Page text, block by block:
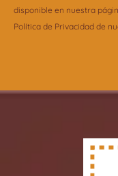
disponible en nuestra
Política de Privacidad de